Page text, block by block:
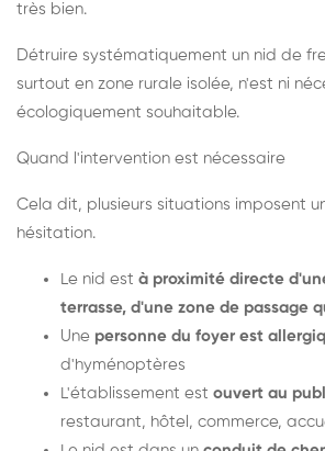
très bien.
Détruire systématiquement un nid de
surtout en zone rurale isolée, n'est ni
écologiquement souhaitable.
Quand l'intervention est nécessaire
Cela dit, plusieurs situations imposent
hésitation.
Le nid est à proximité directe
terrasse, d'une zone de passage
Une personne du foyer est
d'hyménoptères
L'établissement est ouvert au
restaurant, hôtel, commerce,